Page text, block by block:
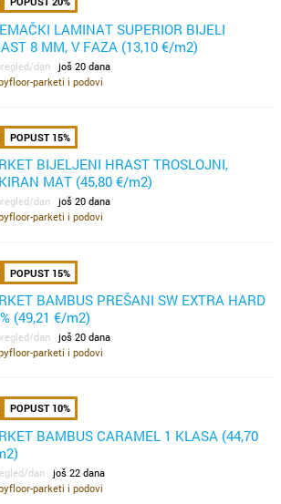
LAMINAT SUPERIOR BIJELI
8 MM, V FAZA (13,10 €/m2)
dan još 20 dana
parketi i podovi
POPUST 15%
BIJELJENI HRAST TROSLOJNI,
MAT (45,80 €/m2)
dan još 20 dana
parketi i podovi
POPUST 15%
BAMBUS PREŠANI SW EXTRA HARD
(49,21 €/m2)
dan još 20 dana
parketi i podovi
POPUST 10%
BAMBUS CARAMEL 1 KLASA (44,70
dan još 22 dana
parketi i podovi